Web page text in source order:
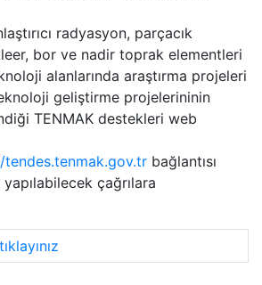
radyasyon, parçacık
bor ve nadir toprak elementleri
alanlarında araştırma projeleri
geliştirme projelerininin
TENMAK destekleri web
bağlantısı
çağrılara